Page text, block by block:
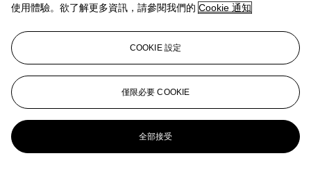
使用體驗。欲了解更多資訊，請參閱我們的 Cookie 通知
COOKIE 設定
僅限必要 COOKIE
全部接受